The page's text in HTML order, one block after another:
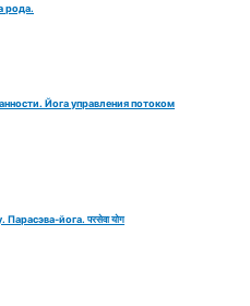
рода.
Йога управления потоком
йога. परसेवा योग